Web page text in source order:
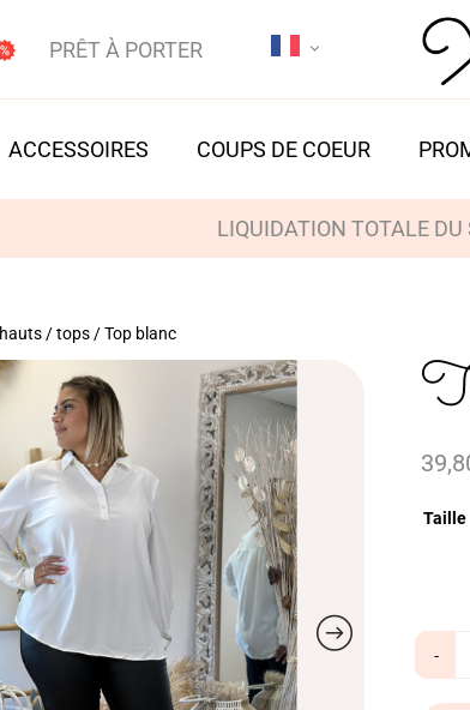
PRÊT À PORTER
ACCESSOIRES COUPS DE COEUR
LIQUIDATION TOTALE DU
hauts / tops / Top blanc
Taille
de
Top
blanc
-